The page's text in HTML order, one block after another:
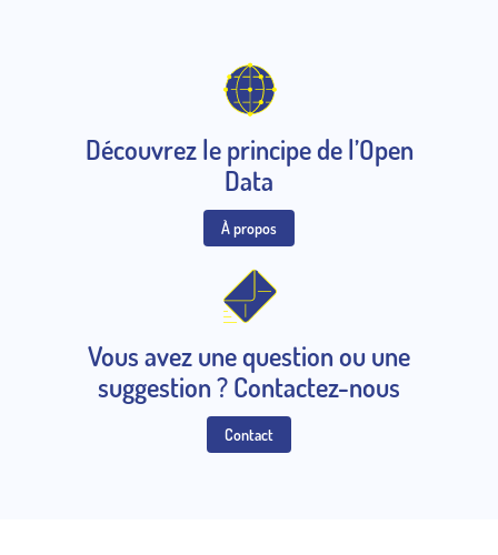
Découvrez le principe de l’Open
Data
À propos
Vous avez une question ou une
suggestion ? Contactez-nous
Contact